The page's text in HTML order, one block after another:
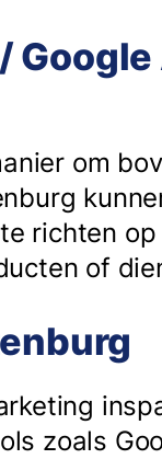
om
richten
of
zoals